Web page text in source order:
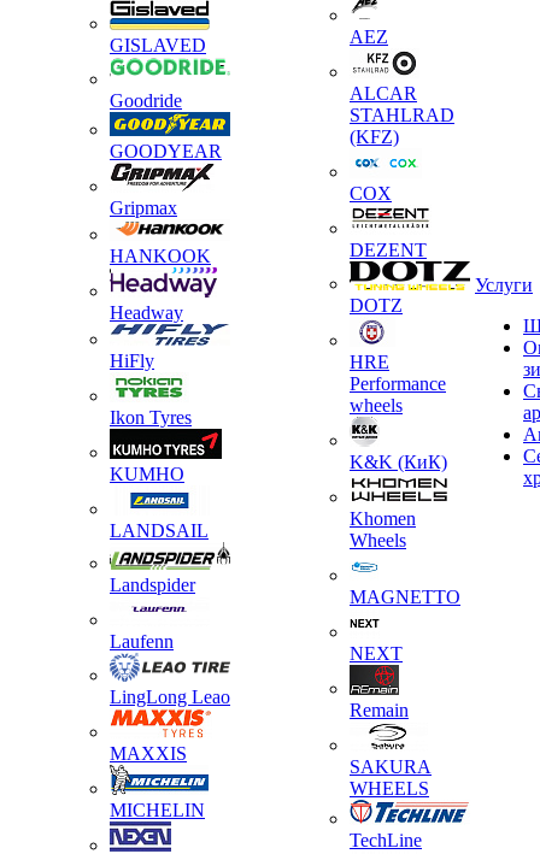
GISLAVED
Goodride
GOODYEAR
Gripmax
HANKOOK
Headway
HiFly
Ikon Tyres
KUMHO
LANDSAIL
Landspider
Laufenn
LingLong Leao
MAXXIS
MICHELIN
AEZ
ALCAR
STAHLRAD
(KFZ)
COX
DEZENT
DOTZ
HRE
Performance
wheels
K&K (КиК)
Khomen
Wheels
MAGNETTO
NEXT
Remain
SAKURA
WHEELS
TechLine
Услуги